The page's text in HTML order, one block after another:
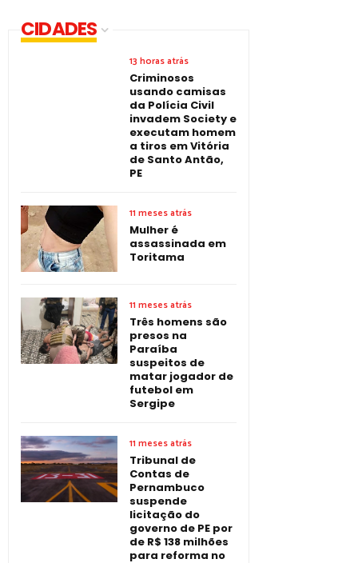
CIDADES
13 horas atrás
Criminosos
usando camisas
da Polícia Civil
invadem Society e
executam homem
a tiros em Vitória
de Santo Antão,
PE
11 meses atrás
Mulher é
assassinada em
Toritama
11 meses atrás
Três homens são
presos na
Paraíba
suspeitos de
matar jogador de
futebol em
Sergipe
11 meses atrás
Tribunal de
Contas de
Pernambuco
suspende
licitação do
governo de PE por
de R$ 138 milhões
para reforma no